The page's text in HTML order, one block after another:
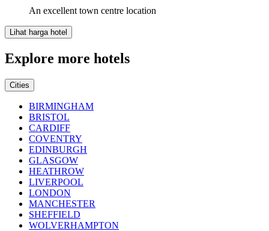
An excellent town centre location
Lihat harga hotel
Explore more hotels
Cities
BIRMINGHAM
BRISTOL
CARDIFF
COVENTRY
EDINBURGH
GLASGOW
HEATHROW
LIVERPOOL
LONDON
MANCHESTER
SHEFFIELD
WOLVERHAMPTON